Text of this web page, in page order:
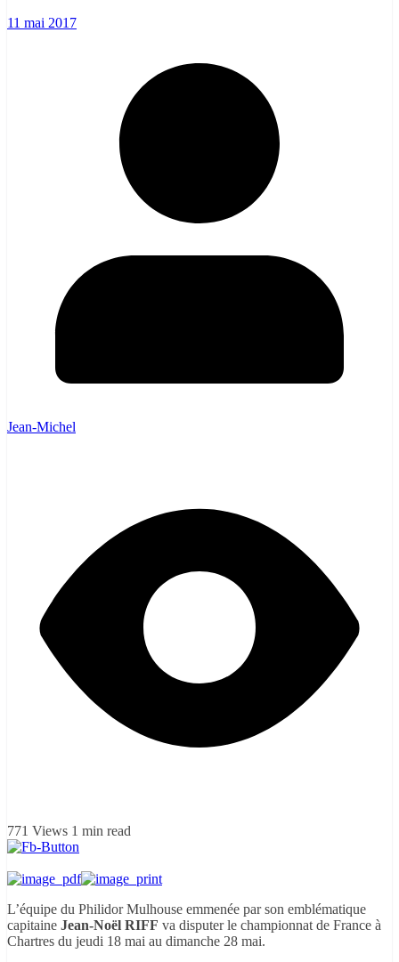
11 mai 2017
Jean-Michel
771 Views 1 min read
L’équipe du Philidor Mulhouse emmenée par son emblématique
capitaine Jean-Noël RIFF va disputer le championnat de France à
Chartres du jeudi 18 mai au dimanche 28 mai.